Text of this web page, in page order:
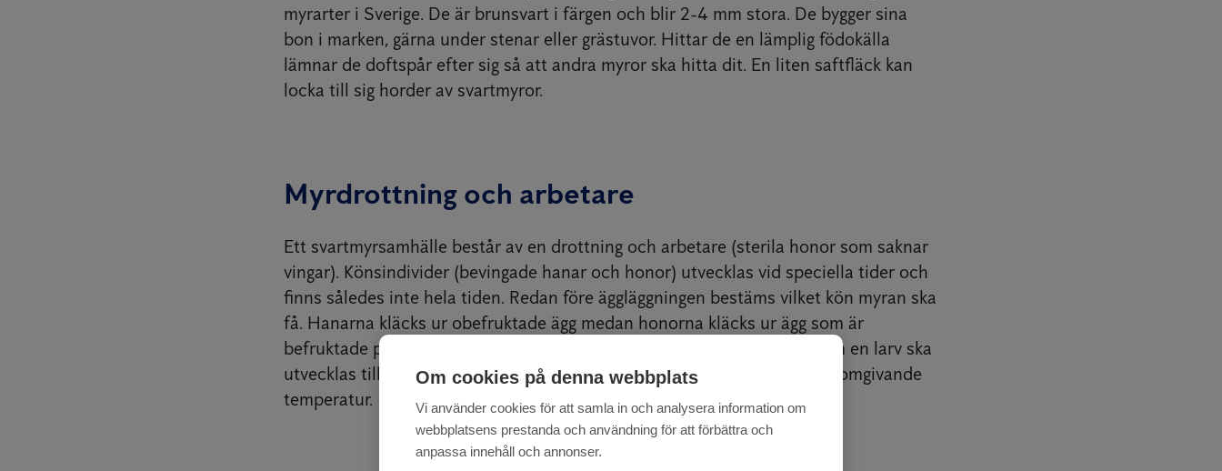
myrarter i Sverige. De är brunsvart i färgen och blir 2-4 mm stora. De bygger sina
bon i marken, gärna under stenar eller grästuvor. Hittar de en lämplig födokälla
lämnar de doftspår efter sig så att andra myror ska hitta dit. En liten saftfläck kan
locka till sig horder av svartmyror.
Myrdrottning och arbetare
Ett svartmyrsamhälle består av en drottning och arbetare (sterila honor som saknar
vingar). Könsindivider (bevingade hanar och honor) utvecklas vid speciella tider och
finns således inte hela tiden. Redan före äggläggningen bestäms vilket kön myran ska
få. Hanarna kläcks ur obefruktade ägg medan honorna kläcks ur ägg som är
befruktade på vanligt sätt. En rad olika faktorer under larvtiden avgör om en larv ska
utvecklas till en bevingad hona eller en arbetare, exempelvis näring och omgivande
temperatur.
Om cookies på denna webbplats
Vi använder cookies för att samla in och analysera information om
webbplatsens prestanda och användning för att förbättra och
anpassa innehåll och annonser.